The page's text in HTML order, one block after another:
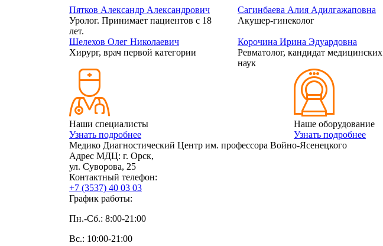
Пятков Александр Александрович
Уролог. Принимает пациентов с 18
лет.
Сагинбаева Алия Адилгажаповна
Акушер-гинеколог
Шелехов Олег Николаевич
Хирург, врач первой категории
Корочина Ирина Эдуардовна
Ревматолог, кандидат медицинских
наук
Наши специалисты
Узнать подробнее
Наше оборудование
Узнать подробнее
Медико Диагностический Центр им. профессора Войно-Ясенецкого
Адрес МДЦ: г. Орск,
ул. Суворова, 25
Контактный телефон:
+7 (3537) 40 03 03
График работы:
Пн.-Сб.: 8:00-21:00
Вс.: 10:00-21:00